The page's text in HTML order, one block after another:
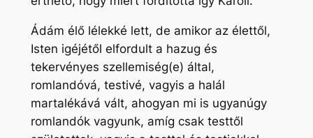
Ádám élő lélekké lett, de amikor az élettől,
Isten igéjétől elfordult a hazug és
tekervényes szellemiség(e) által,
romlandóvá, testivé, vagyis a halál
martalékává vált, ahogyan mi is ugyanúgy
romlandók vagyunk, amíg csak testtől